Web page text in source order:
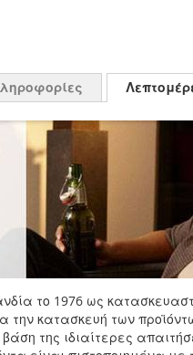
το 1976 ως
κατασκευή των
της ιδιαίτερες